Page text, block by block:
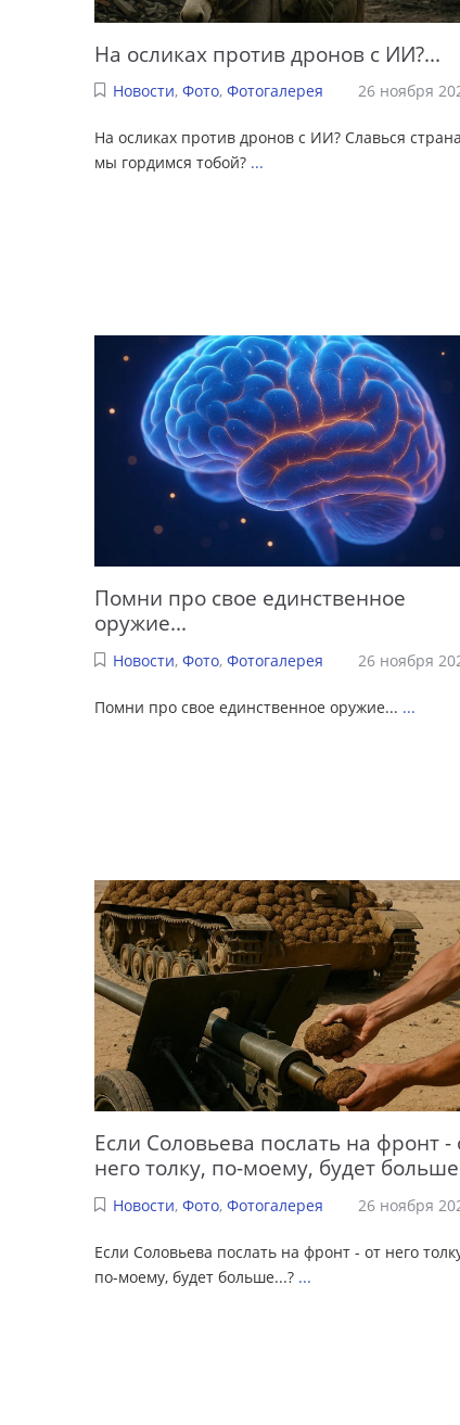
На осликах против дронов с ИИ?...
Новости, Фото, Фотогалерея 26 ноября
На осликах против дронов с ИИ? Славься
мы гордимся тобой? ...
Помни про свое единственное
оружие...
Новости, Фото, Фотогалерея 26 ноября
Помни про свое единственное оружие... ...
Если Соловьева послать на фронт -
него толку, по-моему, будет
Новости, Фото, Фотогалерея 26 ноября
Если Соловьева послать на фронт - от него
по-моему, будет больше...? ...